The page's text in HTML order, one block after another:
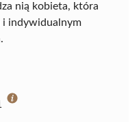
nią kobieta, która
i indywidualnym